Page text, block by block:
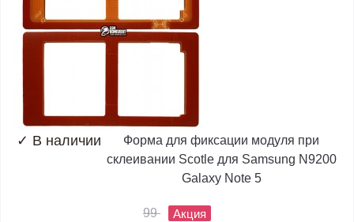
✓ В наличии
Форма для фиксации модуля при
склеивании Scotle для Samsung N9200
Galaxy Note 5
99 Акция